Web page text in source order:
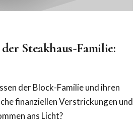
Steakhaus-Familie:
der Block-Familie und ihren
finanziellen Verstrickungen und
ans Licht?